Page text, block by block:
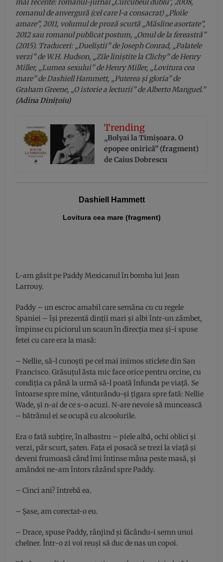
mai recente: romanul-jurnal „Curcubeul dublu”, 2008,
romanul de anvergură (cel care l-a consacrat) „Ploile
amare”, 2011, volumul de proză scurtă „Măsline asortate”,
2012 sau romanul publicat postum, „Omul de la fereastră”
(2015). Traduceri: „Dueliștii” de Joseph Conrad, „Palatele
verzi” de W.H. Hudson, „Zile liniștite la Clichy” de Henry
Miller, „Lumea sexului” de Henry Miller, „Lovitura cea
mare” de Dashiell Hammett, „Puterea și gloria” de
Graham Greene, „O istorie a lecturii” de Alberto Manguel.”
(Adina Dinițoiu)
Trending
„Bolyai la Timișoara. O
epopee onirică” (fragment)
de Caius Dobrescu
Dashiell Hammett
Lovitura cea mare (fragment)
L-am găsit pe Paddy Mexicanul în bomba lui Jean
Larrouy.
Paddy – un escroc amabil care semăna cu cu regele
Spaniei – îşi prezentă dinții mari şi albi într-un zâmbet,
împinse cu piciorul un scaun în direcția mea și-i spuse
fetei cu care era la masă:
– Nellie, să-l cunoști pe cel mai inimos sticlete din San
Francisco. Grăsuțul ăsta mic face orice pentru orcine, cu
condiția ca până la urmă să-l poată înfunda pe viață. Se
întoarse spre mine, vânturându-și țigara spre fată: Nellie
Wade, şi n-ai de ce s-o acuzi. N-are nevoie să muncească
– bătrânul ei se ocupă cu alcoolurile.
Era o fată subțire, în albastru – piele albă, ochi oblici și
verzi, păr scurt, şaten. Fața ei posacă se trezi la viață și
deveni frumoasă când îmi întinse mâna peste masă, și
amândoi ne-am întors râzând spre Paddy.
– Cinci ani? întrebă ea.
– Șase, am corectat-o eu.
– Drace, spuse Paddy, rânjind şi făcându-i semn unui
chelner. Într-o zi voi reuşi să duc de nas un copoi.